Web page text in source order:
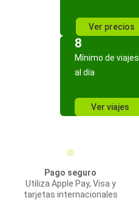
Ver precios
8
Mínimo de viajes
al día
Ver viajes
Pago seguro
Utiliza Apple Pay, Visa y
tarjetas internacionales